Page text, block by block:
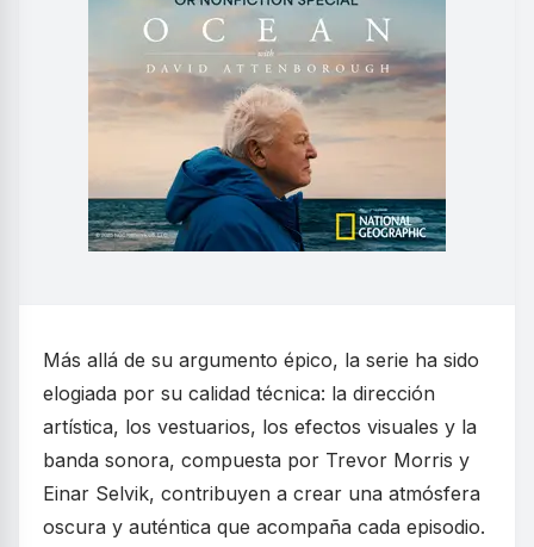
Más allá de su argumento épico, la serie ha sido
elogiada por su calidad técnica: la dirección
artística, los vestuarios, los efectos visuales y la
banda sonora, compuesta por Trevor Morris y
Einar Selvik, contribuyen a crear una atmósfera
oscura y auténtica que acompaña cada episodio.